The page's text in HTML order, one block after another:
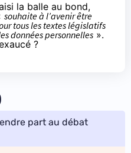
la balle au bond,
souhaite à l’avenir être
tous les textes législatifs
données personnelles ».
?
part au débat